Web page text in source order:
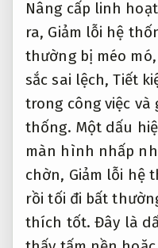
Nâng cấp linh
ra, Giảm lỗi hệ
thường bị méo mó,
sắc sai lệch,Tiết
trong công việc và
thống. Một dấu
màn hình nhấp
chờn, Giảm lỗi hệ
rồi tối đi bất
thích tốt. Đây là